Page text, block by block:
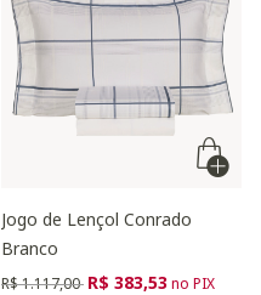
Jogo de Lençol Conrado
Branco
Preço reduzido de
R$ 1.117,00 para
R$ 383,53no PIX